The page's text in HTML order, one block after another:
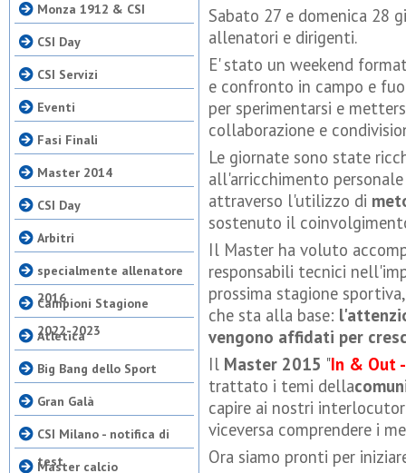
Monza 1912 & CSI
CSI Day
CSI Servizi
Eventi
Fasi Finali
Master 2014
CSI Day
Arbitri
specialmente allenatore
2016
Campioni Stagione
2022-2023
Atletica
Big Bang dello Sport
Gran Galà
CSI Milano - notifica di
test
Master calcio
Sabato 27 e domenica 28
allenatori e dirigenti.
E' stato un weekend
e confronto in campo e
per sperimentarsi e
collaborazione e
Le giornate sono state
all'arricchimento
attraverso l'utilizzo di
sostenuto il
Il Master ha voluto
responsabili tecnici
prossima stagione
che sta alla base:
vengono affidati per
Il Master 2015 "In & Out
trattato i temi della
capire ai nostri
viceversa comprendere i
Ora siamo pronti per